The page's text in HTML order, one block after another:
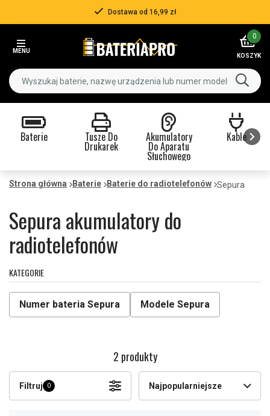
Dostawa od 16,99 zł
MENU
0
KOSZYK
Baterie Tusze Do
Drukarek
Akumulatory
Do Aparatu
Słuchowego
Kable
Strona główna Baterie Baterie do radiotelefonów Sepura
Sepura akumulatory do
radiotelefonów
KATEGORIE
Numer bateria Sepura Modele Sepura
2 produkty
Filtruj 0 Najpopularniejsze